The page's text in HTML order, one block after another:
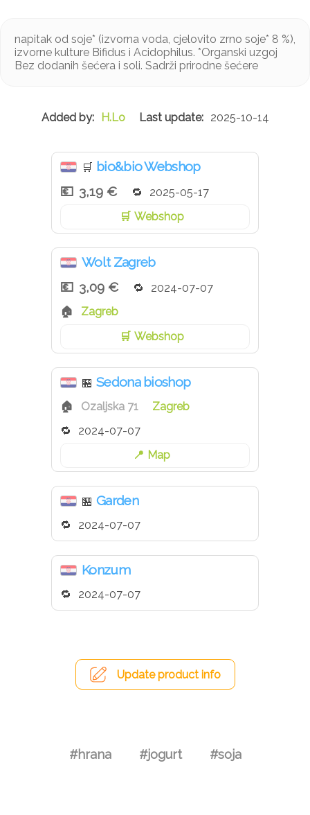
napitak od soje* (izvorna voda, cjelovito zrno soje* 8 %),
izvorne kulture Bifidus i Acidophilus. *Organski uzgoj
Bez dodanih šećera i soli. Sadrži prirodne šećere
H.Lo 2025-10-14
🛒 bio&bio Webshop
3,19 €
2025-05-17
Webshop
Wolt Zagreb
3,09 €
2024-07-07
Zagreb
Webshop
🏪 Sedona bioshop
Ozaljska 71
Zagreb
2024-07-07
Map
🏪 Garden
2024-07-07
Konzum
2024-07-07
Update product info
#hrana #jogurt #soja